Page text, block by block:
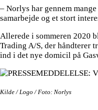
– Norlys har gennem
samarbejde og et stort
Allerede i sommeren 2020
Trading A/S, der håndterer
ind i det nye domicil på
Kilde / Logo / Foto: Norlys